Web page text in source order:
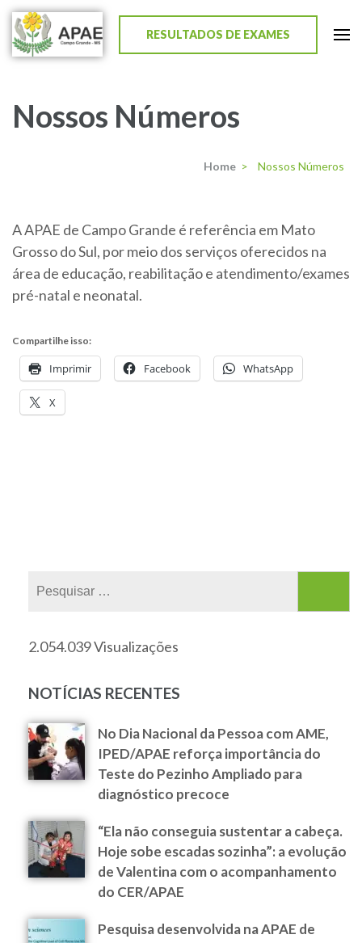
APAE de Campo Grande
RESULTADOS DE EXAMES
Nossos Números
Home > Nossos Números
A APAE de Campo Grande é referência em Mato
Grosso do Sul, por meio dos serviços oferecidos na
área de educação, reabilitação e atendimento/exames
pré-natal e neonatal.
Compartilhe isso:
Imprimir Facebook WhatsApp
X
2.054.039 Visualizações
NOTÍCIAS RECENTES
No Dia Nacional da Pessoa com AME,
IPED/APAE reforça importância do
Teste do Pezinho Ampliado para
diagnóstico precoce
“Ela não conseguia sustentar a cabeça.
Hoje sobe escadas sozinha”: a evolução
de Valentina com o acompanhamento
do CER/APAE
Pesquisa desenvolvida na APAE de